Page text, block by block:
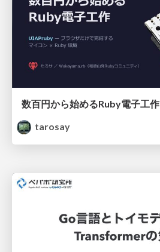
数百円から始めるRuby電子工作
tarosay